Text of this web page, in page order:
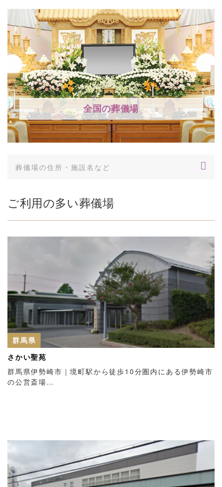
全国の葬儀場
ご利用の多い葬儀場
群馬県
さかい聖苑
群馬県伊勢崎市｜境町駅から徒歩10分圏内にある伊勢崎市
の公営斎場…